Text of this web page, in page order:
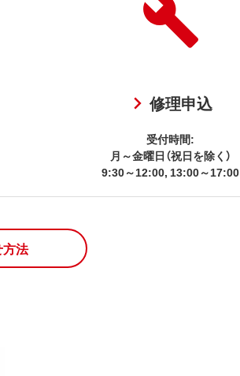
修理申込
受付時間:
月～金曜日（祝日を除く）
9:30～12:00, 13:00～17:00
法